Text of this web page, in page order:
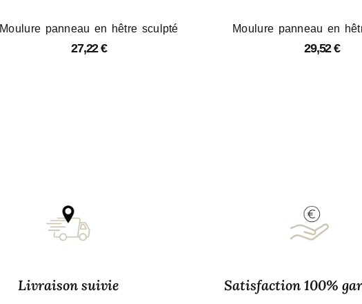
Moulure panneau en hêtre sculpté
27,22€
Moulure panneau en
29,52€
Livraison suivie Satisfaction 100%